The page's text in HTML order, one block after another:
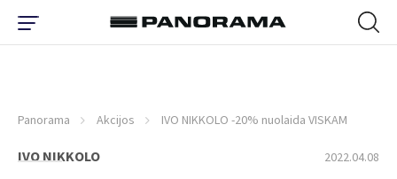
Panorama Akcijos IVO NIKKOLO -20% nuolaida VISKAM
IVO NIKKOLO 2022.04.08